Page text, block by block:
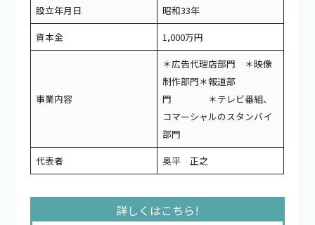
設立年月日
昭和33年
資本金
1,000万円
事業内容
＊広告代理店部門 ＊映像
制作部門＊報道部
門 ＊テレビ番組、
コマーシャルのスタンバイ
部門
代表者
奥平 正之